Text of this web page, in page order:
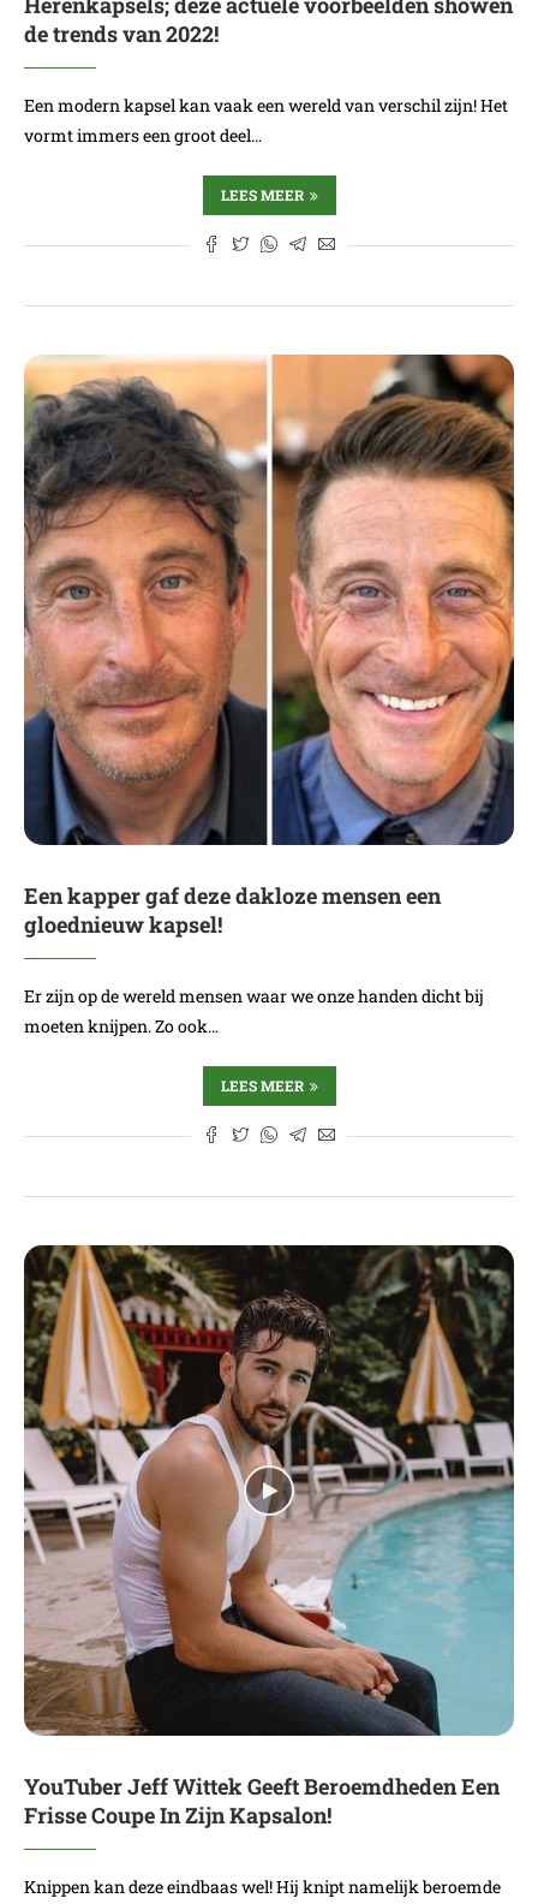
de trends van 2022!
Een modern kapsel kan vaak een wereld van verschil zijn! Het
vormt immers een groot deel…
LEES MEER
Een kapper gaf deze dakloze mensen een
gloednieuw kapsel!
Er zijn op de wereld mensen waar we onze handen dicht bij
moeten knijpen. Zo ook…
LEES MEER
YouTuber Jeff Wittek Geeft Beroemdheden Een
Frisse Coupe In Zijn Kapsalon!
Knippen kan deze eindbaas wel! Hij knipt namelijk beroemde